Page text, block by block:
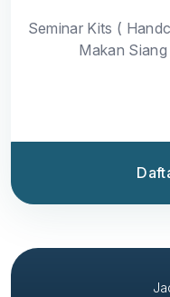
Seminar Kits (
Makan